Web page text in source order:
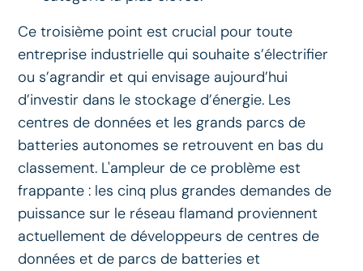
Ce troisième point est crucial pour toute
entreprise industrielle qui souhaite s’électrifier
ou s’agrandir et qui envisage aujourd’hui
d’investir dans le stockage d’énergie. Les
centres de données et les grands parcs de
batteries autonomes se retrouvent en bas du
classement. L'ampleur de ce problème est
frappante : les cinq plus grandes demandes de
puissance sur le réseau flamand proviennent
actuellement de développeurs de centres de
données et de parcs de batteries et